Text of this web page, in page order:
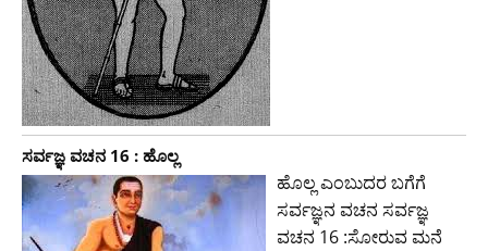
ಸರ್ವಜ್ಞ ವಚನ 16 : ಹೊಲ್ಲ
ಹೊಲ್ಲ ಎಂಬುದರ ಬಗೆಗೆ
ಸರ್ವಜ್ಞನ ವಚನ ಸರ್ವಜ್ಞ
ವಚನ 16 :ಸೋರುವ ಮನೆ